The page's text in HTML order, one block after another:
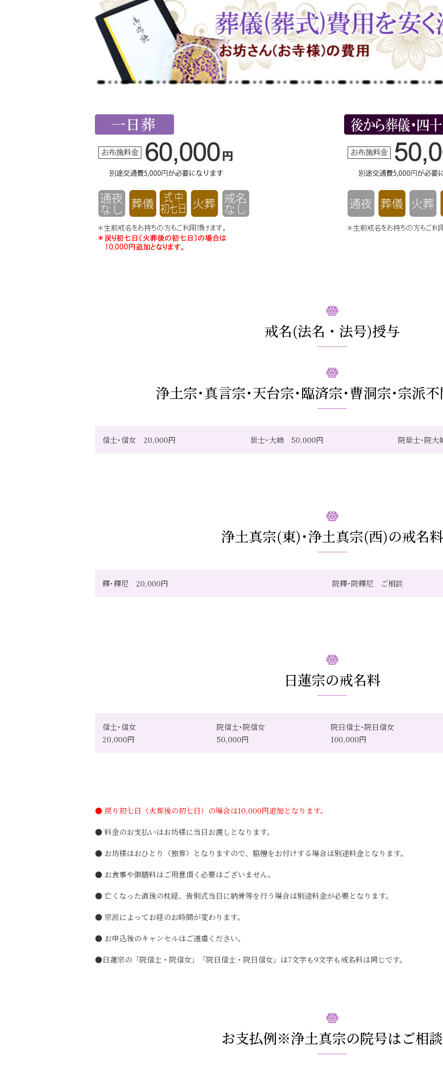
戒名(法名・法号)授与
浄土宗･真言宗･天台宗･臨済宗･曹洞宗･宗派
信士･信女 20,000円 居士･大姉 50,000円 院居士･院
浄土真宗(東)･浄土真宗(西)の戒名料
釋･釋尼 20,000円 院釋･院釋尼 ご相談
日蓮宗の戒名料
信士･信女
20,000円
院信士･院信女
50,000円
院日信士･院日信女
100,000円
● 戻り初七日（火葬後の初七日）の場合は10,000円追加となります。
● 料金のお支払いはお坊様に当日お渡しとなります。
● お坊様はおひとり（独葬）となりますので、脇僧をお付けする場合は別途料金となります。
● お食事や御膳料はご用意頂く必要はございません。
● 亡くなった直後の枕経、告別式当日に納骨等を行う場合は別途料金が必要となります。
● 宗派によってお経のお時間が変わります。
● お申込後のキャンセルはご遠慮ください。
●日蓮宗の「院信士・院信女」「院日信士・院日信女」は7文字も9文字も戒名料は同じです。
お支払例※浄土真宗の院号はご相談